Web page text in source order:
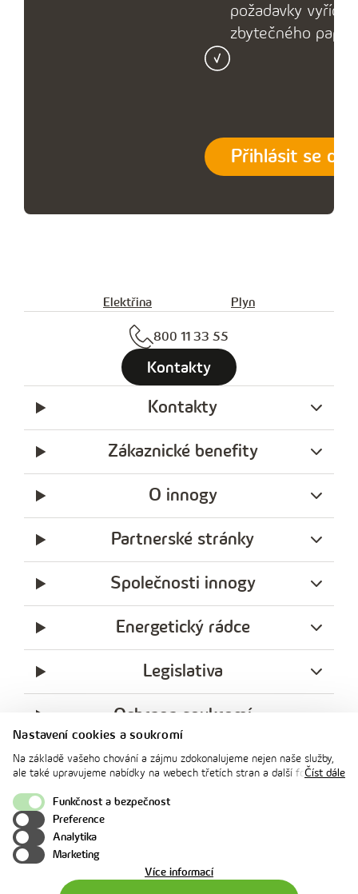
Nastavení cookies a soukromí
Na základě vašeho chování a zájmu zdokonalujeme nejen naše služby,
ale také upravujeme nabídky na webech třetích stran a další formy
souhlasu. Svoje nastavení můžete kdykoliv změnit v zápatí stránky v
„Nastavení soukromí". Více informací o tom, jak se soubory cookies a
osobními údaji pracujeme, včetně možností uplatnění vašich práv,
naleznete na webové stránce v sekci
Číst dále
Funkčnost a bezpečnost
Preference
Analytika
Marketing
Více informacío
požadavky
‍zbytečného
Přihlásit se do
Elektřina Plyn
800 11 33 55
Kontakty
Kontakty
Zákaznické benefity
O innogy
Partnerské stránky
Společnosti innogy
Energetický rádce
Legislativa
Ochrana soukromí
messengerfacebook
x
innogy
instagramyoutubeLinkedin